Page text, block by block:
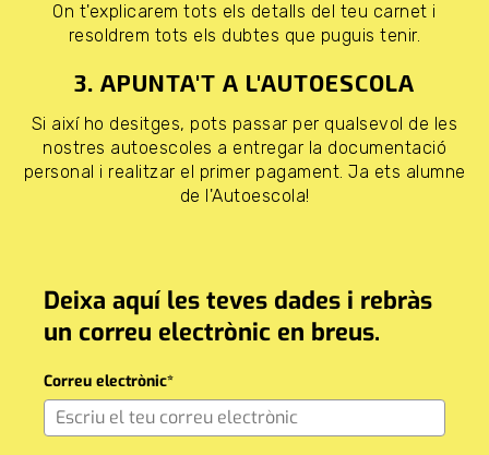
On t'explicarem tots els detalls del teu carnet i
resoldrem tots els dubtes que puguis tenir.
3. APUNTA'T A L'AUTOESCOLA
Si així ho desitges, pots passar per qualsevol de les
nostres autoescoles a entregar la documentació
personal i realitzar el primer pagament. Ja ets alumne
de l'Autoescola!
Deixa aquí les teves dades i rebràs
un correu electrònic en breus.
Correu electrònic*